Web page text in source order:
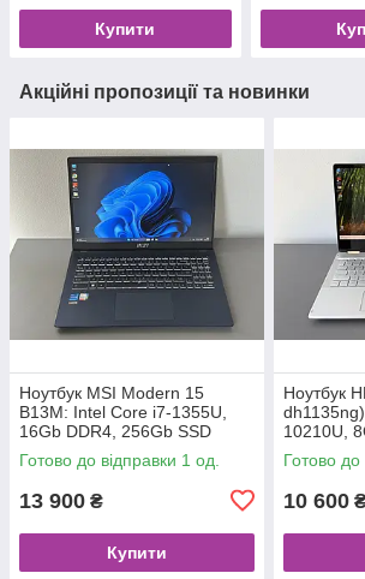
Купити
Акційні пропозиції та новинки
Ноутбук MSI Modern 15
B13M: Intel Core i7-1355U,
16Gb DDR4, 256Gb SSD
Готово до відправки 1 од.
13 900 ₴
Купити
Ноутбук
10210U,
SSD
Готово до
10 600